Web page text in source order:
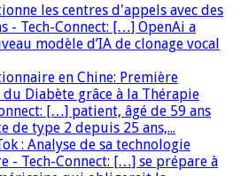
les centres d'appels avec des
- Tech-Connect: […] OpenAi a
modèle d’IA de clonage vocal
en Chine: Première
Diabète grâce à la Thérapie
[…] patient, âgé de 59 ans
de type 2 depuis 25 ans,...
: Analyse de sa technologie
- Tech-Connect: […] se prépare à